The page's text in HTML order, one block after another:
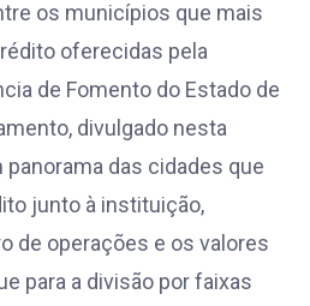
os municípios que mais
oferecidas pela
de Fomento do Estado de
divulgado nesta
das cidades que
junto à instituição,
de operações e os valores
para a divisão por faixas